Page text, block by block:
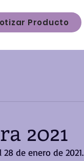
Producto
2021
de enero de 2021.